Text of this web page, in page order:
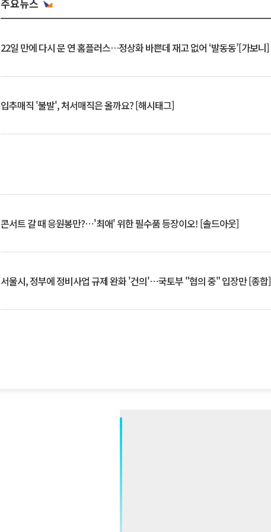
주요뉴스
22일 만에 다시 문 연 홈플러스…정상화 바쁜데 재고 없어 ‘발동동’[가보니]
입추매직 '불발', 처서매직은 올까요? [해시태그]
콘서트 갈 때 응원봉만?⋯'최애' 위한 필수품 등장이오! [솔드아웃]
서울시, 정부에 정비사업 규제 완화 '건의'⋯국토부 "협의 중" 입장만 [종합]